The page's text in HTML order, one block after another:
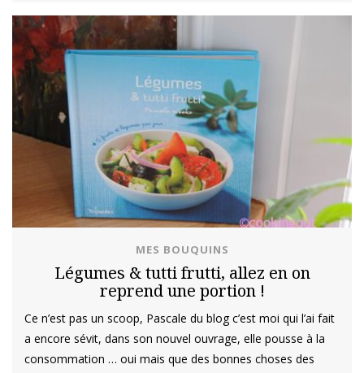
MES BOUQUINS
Légumes & tutti frutti, allez en on
reprend une portion !
Ce n’est pas un scoop, Pascale du blog c’est moi qui l’ai fait
a encore sévit, dans son nouvel ouvrage, elle pousse à la
consommation … oui mais que des bonnes choses des